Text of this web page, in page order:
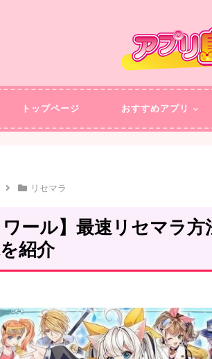
トップページ おすすめアプリ
リセマラ
ワール】最速リセマラ
紹介